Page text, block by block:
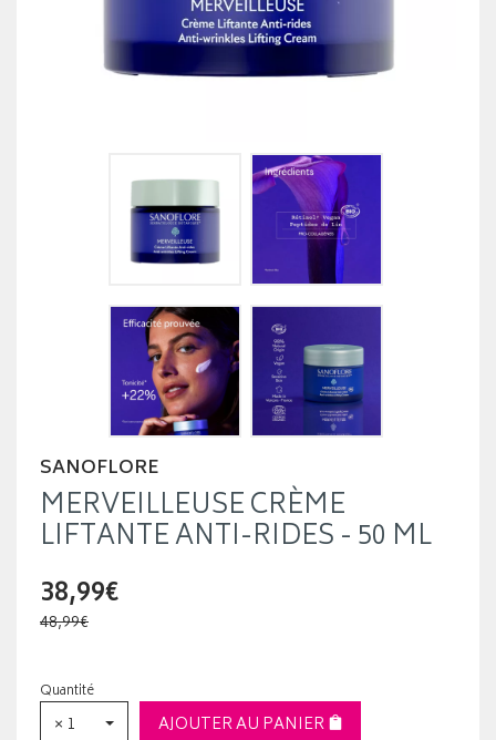
SANOFLORE
MERVEILLEUSE CRÈME
LIFTANTE ANTI-RIDES - 50 ML
38,99€
48,99€
Quantité
× 1
AJOUTER AU PANIER